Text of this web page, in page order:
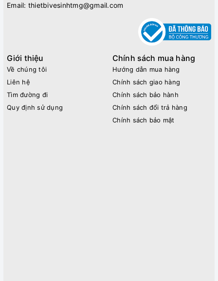
Email: thietbivesinhtmg@gmail.com
Giới thiệu
Về chúng tôi
Liên hệ
Tìm đường đi
Quy định sử dụng
Chính sách mua hàng
Hướng dẫn mua hàng
Chính sách giao hàng
Chính sách bảo hành
Chính sách đổi trả hàng
Chính sách bảo mật